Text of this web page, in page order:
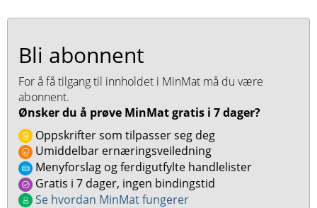
Bli abonnent
For å få tilgang til innholdet i MinMat må du være
abonnent.
Ønsker du å prøve MinMat gratis i 7 dager?
Oppskrifter som tilpasser seg deg
Umiddelbar ernæringsveiledning
Menyforslag og ferdigutfylte handlelister
Gratis i 7 dager, ingen bindingstid
Se hvordan MinMat fungerer